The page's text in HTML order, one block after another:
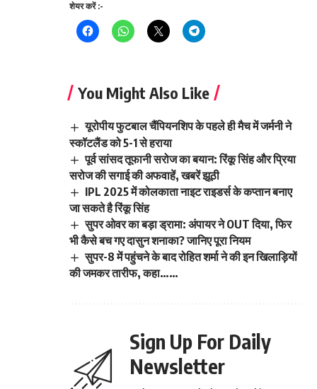
शेयर करें :-
You Might Also Like
यूरोपीय फुटबाल चैंपियनशिप के पहले ही मैच में जर्मनी ने
स्कॉटलैंड को 5-1 से हराया
पूर्व सांसद तूफानी सरोज का बयान: रिंकू सिंह और प्रिया
सरोज की सगाई की अफवाहें, खबरें झूठी
IPL 2025 में कोलकाता नाइट राइडर्स के कप्तान बनाए
जा सकते है रिंकू सिंह
सुपर ओवर का बड़ा ड्रामा: अंपायर ने OUT दिया, फिर
भी कैसे बच गए दासुन शनाका? जानिए पूरा नियम
सुपर-8 में पहुंचने के बाद रोहित शर्मा ने की इन खिलाड़ियों
की जमकर तारीफ, कहा……
Sign Up For Daily
Newsletter